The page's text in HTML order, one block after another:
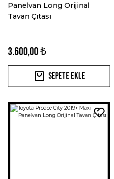
Panelvan Long Orijinal
Tavan Çıtası
3.600,00 ₺
Sepete Ekle